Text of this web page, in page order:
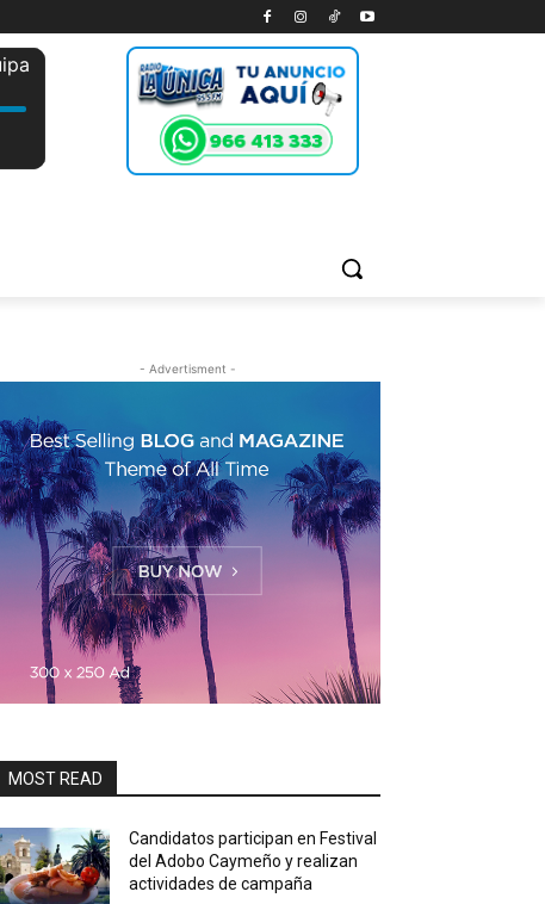
- Advertisment -
MOST READ
Candidatos participan en Festival
del Adobo Caymeño y realizan
actividades de campaña